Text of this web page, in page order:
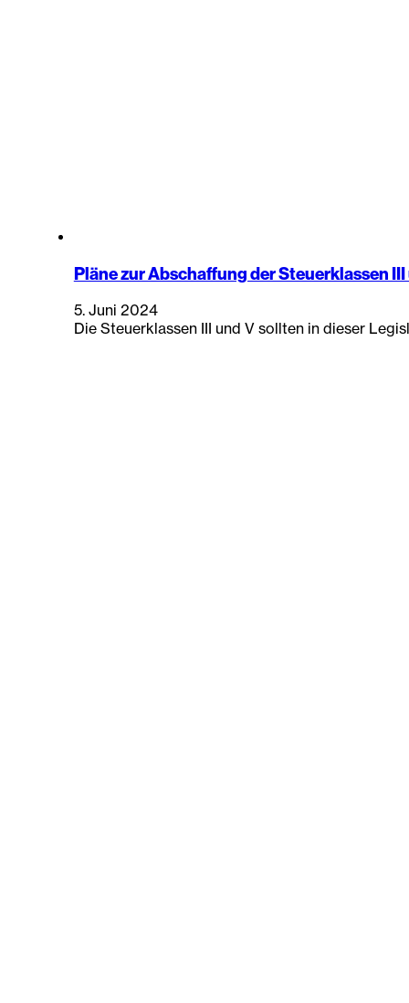
Pläne zur Abschaffung der Steuerklassen
5. Juni 2024
Die Steuerklassen III und V sollten in dieser